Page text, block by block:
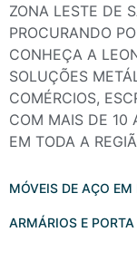
ZONA LESTE DE
PROCURANDO
CONHEÇA A
SOLUÇÕES
COMÉRCIOS,
COM MAIS DE 10
EM TODA A
MÓVEIS DE AÇO
ARMÁRIOS E